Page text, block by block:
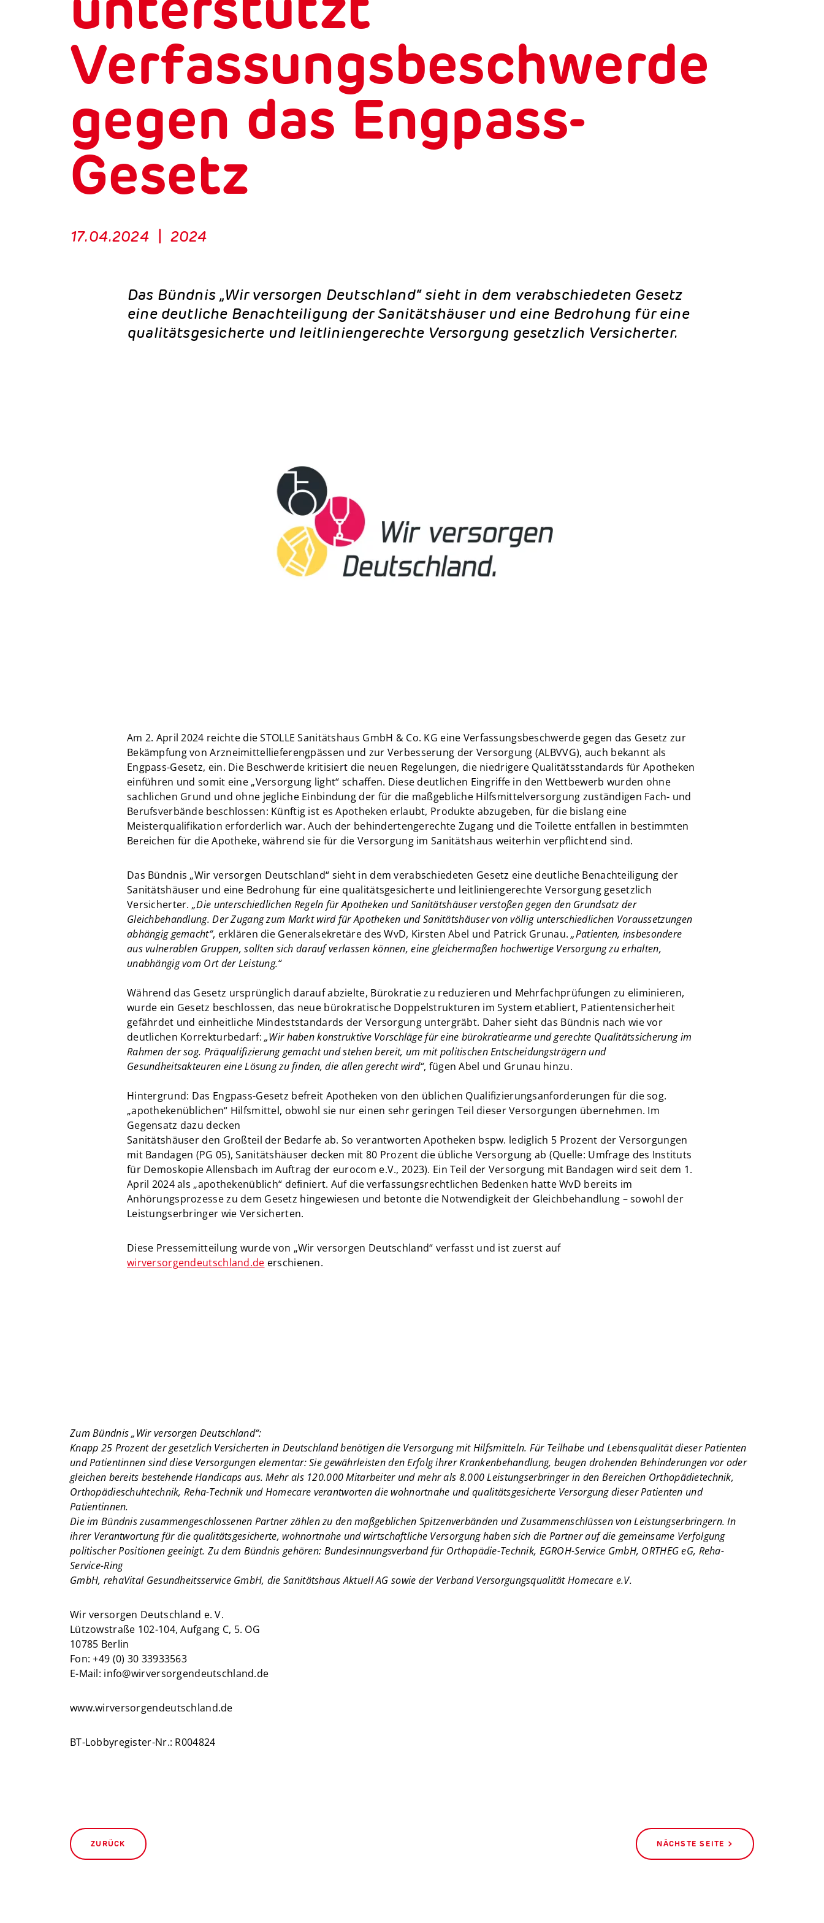
Verfassungsbeschwerde
gegen das Engpass-
Gesetz
17.04.2024 2024
Das Bündnis „Wir versorgen Deutschland“ sieht in dem verabschiedeten Gesetz
eine deutliche Benachteiligung der Sanitätshäuser und eine Bedrohung für eine
qualitätsgesicherte und leitliniengerechte Versorgung gesetzlich Versicherter.
Am 2. April 2024 reichte die STOLLE Sanitätshaus GmbH & Co. KG eine Verfassungsbeschwerde gegen das Gesetz zur
Bekämpfung von Arzneimittellieferengpässen und zur Verbesserung der Versorgung (ALBVVG), auch bekannt als
Engpass-Gesetz, ein. Die Beschwerde kritisiert die neuen Regelungen, die niedrigere Qualitätsstandards für Apotheken
einführen und somit eine „Versorgung light“ schaffen. Diese deutlichen Eingriffe in den Wettbewerb wurden ohne
sachlichen Grund und ohne jegliche Einbindung der für die maßgebliche Hilfsmittelversorgung zuständigen Fach- und
Berufsverbände beschlossen: Künftig ist es Apotheken erlaubt, Produkte abzugeben, für die bislang eine
Meisterqualifikation erforderlich war. Auch der behindertengerechte Zugang und die Toilette entfallen in bestimmten
Bereichen für die Apotheke, während sie für die Versorgung im Sanitätshaus weiterhin verpflichtend sind.
Das Bündnis „Wir versorgen Deutschland“ sieht in dem verabschiedeten Gesetz eine deutliche Benachteiligung der
Sanitätshäuser und eine Bedrohung für eine qualitätsgesicherte und leitliniengerechte Versorgung gesetzlich
Versicherter.„Die unterschiedlichen Regeln für Apotheken und Sanitätshäuser verstoßen gegen den Grundsatz der
Gleichbehandlung. Der Zugang zum Markt wird für Apotheken und Sanitätshäuser von völlig unterschiedlichen Voraussetzungen
abhängig gemacht“, erklären die Generalsekretäre des WvD, Kirsten Abel und Patrick Grunau.„Patienten, insbesondere
aus vulnerablen Gruppen, sollten sich darauf verlassen können, eine gleichermaßen hochwertige Versorgung zu erhalten,
unabhängig vom Ort der Leistung.“
Während das Gesetz ursprünglich darauf abzielte, Bürokratie zu reduzieren und Mehrfachprüfungen zu eliminieren,
wurde ein Gesetz beschlossen, das neue bürokratische Doppelstrukturen im System etabliert, Patientensicherheit
gefährdet und einheitliche Mindeststandards der Versorgung untergräbt. Daher sieht das Bündnis nach wie vor
deutlichen Korrekturbedarf:„Wir haben konstruktive Vorschläge für eine bürokratiearme und gerechte Qualitätssicherung im
Rahmen der sog. Präqualifizierung gemacht und stehen bereit, um mit politischen Entscheidungsträgern und
Gesundheitsakteuren eine Lösung zu finden, die allen gerecht wird“, fügen Abel und Grunau hinzu.
Hintergrund: Das Engpass-Gesetz befreit Apotheken von den üblichen Qualifizierungsanforderungen für die sog.
„apothekenüblichen“ Hilfsmittel, obwohl sie nur einen sehr geringen Teil dieser Versorgungen übernehmen. Im
Gegensatz dazu decken
Sanitätshäuser den Großteil der Bedarfe ab. So verantworten Apotheken bspw. lediglich 5 Prozent der Versorgungen
mit Bandagen (PG 05), Sanitätshäuser decken mit 80 Prozent die übliche Versorgung ab (Quelle: Umfrage des Instituts
für Demoskopie Allensbach im Auftrag der eurocom e.V., 2023). Ein Teil der Versorgung mit Bandagen wird seit dem 1.
April 2024 als „apothekenüblich“ definiert. Auf die verfassungsrechtlichen Bedenken hatte WvD bereits im
Anhörungsprozesse zu dem Gesetz hingewiesen und betonte die Notwendigkeit der Gleichbehandlung – sowohl der
Leistungserbringer wie Versicherten.
Diese Pressemitteilung wurde von „Wir versorgen Deutschland“ verfasst und ist zuerst auf
wirversorgendeutschland.de erschienen.
Zum Bündnis „Wir versorgen Deutschland“:
Knapp 25 Prozent der gesetzlich Versicherten in Deutschland benötigen die Versorgung mit Hilfsmitteln. Für Teilhabe und Lebensqualität dieser Patienten
und Patientinnen sind diese Versorgungen elementar: Sie gewährleisten den Erfolg ihrer Krankenbehandlung, beugen drohenden Behinderungen vor oder
gleichen bereits bestehende Handicaps aus. Mehr als 120.000 Mitarbeiter und mehr als 8.000 Leistungserbringer in den Bereichen Orthopädietechnik,
Orthopädieschuhtechnik, Reha-Technik und Homecare verantworten die wohnortnahe und qualitätsgesicherte Versorgung dieser Patienten und
Patientinnen.
Die im Bündnis zusammengeschlossenen Partner zählen zu den maßgeblichen Spitzenverbänden und Zusammenschlüssen von Leistungserbringern. In
ihrer Verantwortung für die qualitätsgesicherte, wohnortnahe und wirtschaftliche Versorgung haben sich die Partner auf die gemeinsame Verfolgung
politischer Positionen geeinigt. Zu dem Bündnis gehören: Bundesinnungsverband für Orthopädie-Technik, EGROH-Service GmbH, ORTHEG eG, Reha-
Service-Ring
GmbH, rehaVital Gesundheitsservice GmbH, die Sanitätshaus Aktuell AG sowie der Verband Versorgungsqualität Homecare e.V.
Wir versorgen Deutschland e. V.
Lützowstraße 102-104, Aufgang C, 5. OG
10785 Berlin
Fon: +49 (0) 30 33933563
E-Mail: info@wirversorgendeutschland.de
www.wirversorgendeutschland.de
BT-Lobbyregister-Nr.: R004824
ZURÜCK NÄCHSTE SEITE >